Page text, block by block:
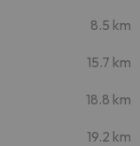
8.5 km
15.7 km
18.8 km
19.2 km